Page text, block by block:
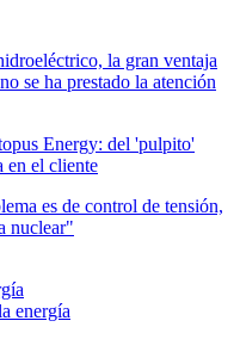
la gran ventaja
se ha prestado la atención
Energy: del 'pulpito'
en el cliente
es de control de tensión,
nuclear"